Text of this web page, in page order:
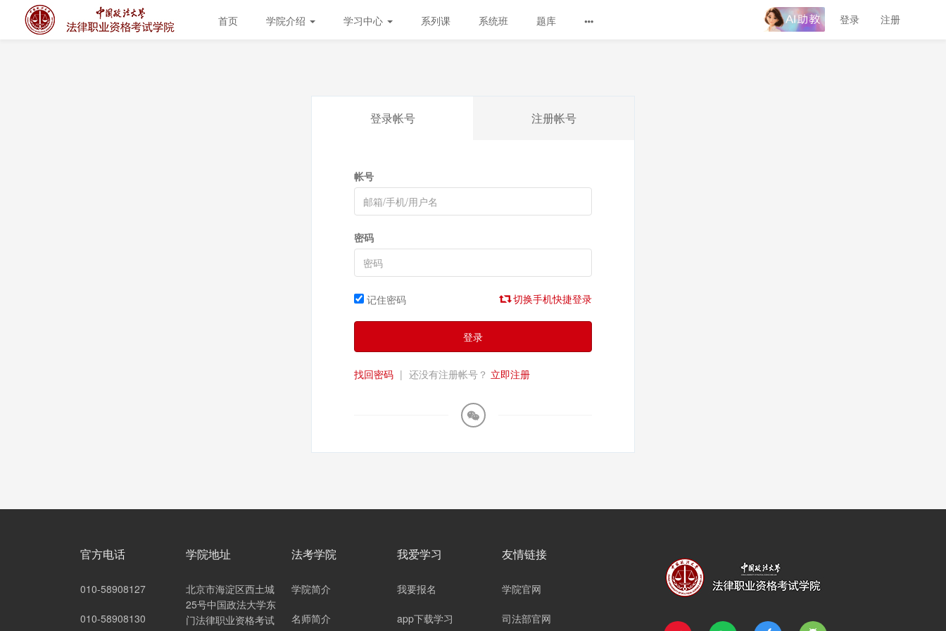
首页 学院介绍 学习中心 系列课 系统班 题库 登录 注册
登录帐号 注册帐号
帐号
密码
记住密码 切换手机快捷登录
登录
找回密码 | 还没有注册帐号？ 立即注册
官方电话
010-58908127
010-58908130
学院地址
北京市海淀区西土城
25号中国政法大学东
门法律职业资格考试
法考学院
学院简介
名师简介
我爱学习
我要报名
app下载学习
友情链接
学院官网
司法部官网